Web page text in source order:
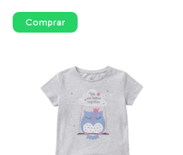
Comprar